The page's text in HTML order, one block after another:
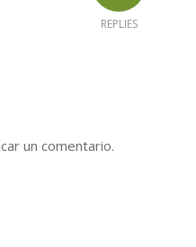
REPLIES
un comentario.